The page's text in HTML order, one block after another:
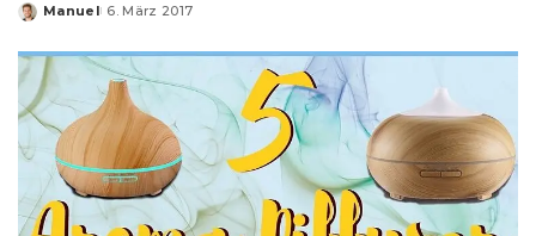
Posted
Manuel 6. März 2017